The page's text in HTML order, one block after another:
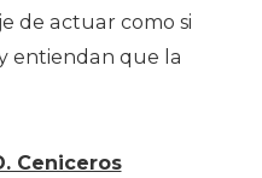
de actuar como si
entiendan que la
Ceniceros